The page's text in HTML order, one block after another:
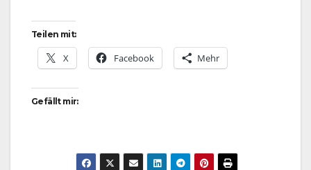
Teilen mit:
X Facebook Mehr
Gefällt mir: